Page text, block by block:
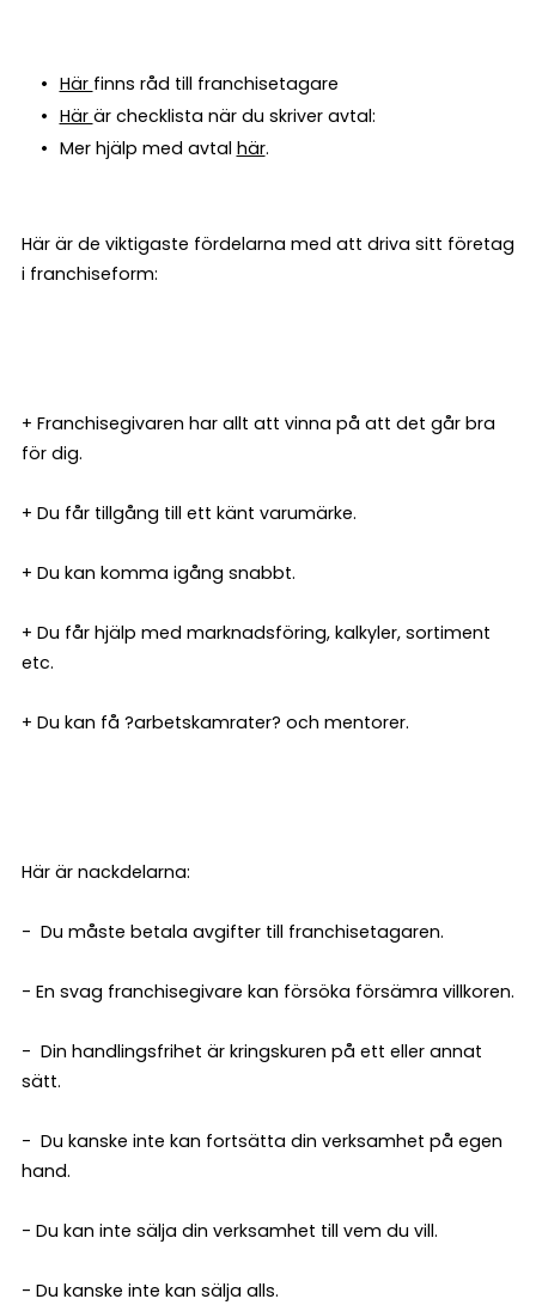
Här finns råd till franchisetagare
Här är checklista när du skriver avtal:
Mer hjälp med avtal här.
Här är de viktigaste fördelarna med att driva sitt företag
i franchiseform:
+ Franchisegivaren har allt att vinna på att det går bra
för dig.
+ Du får tillgång till ett känt varumärke.
+ Du kan komma igång snabbt.
+ Du får hjälp med marknadsföring, kalkyler, sortiment
etc.
+ Du kan få ?arbetskamrater? och mentorer.
Här är nackdelarna:
- Du måste betala avgifter till franchisetagaren.
- En svag franchisegivare kan försöka försämra villkoren.
- Din handlingsfrihet är kringskuren på ett eller annat
sätt.
- Du kanske inte kan fortsätta din verksamhet på egen
hand.
- Du kan inte sälja din verksamhet till vem du vill.
- Du kanske inte kan sälja alls.